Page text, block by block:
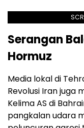
Serangan
Hormuz
Media lokal di
Revolusi Iran juga
Kelima AS di
pangkalan udara